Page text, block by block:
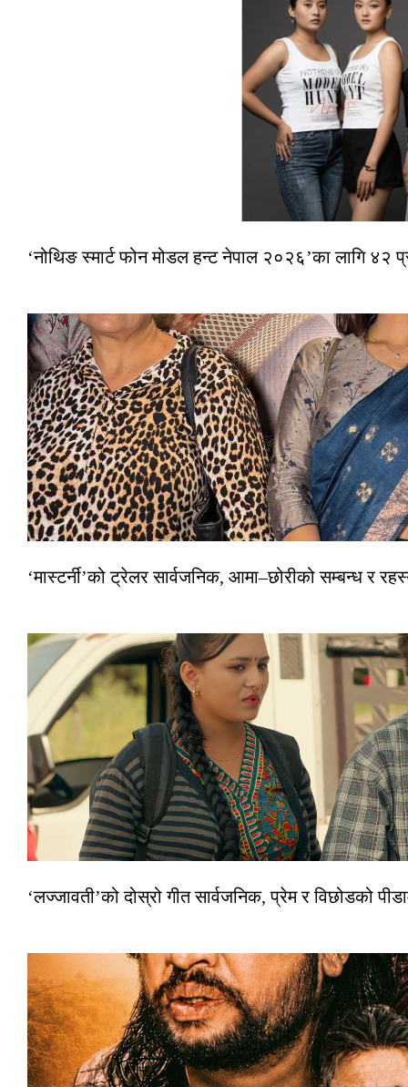
‘नोथिङ स्मार्ट फोन मोडल हन्ट नेपाल २०२६’का लागि ४२
‘मास्टर्नी’को ट्रेलर सार्वजनिक, आमा–छोरीको सम्बन्ध र
‘लज्जावती’को दोस्रो गीत सार्वजनिक, प्रेम र विछोडको